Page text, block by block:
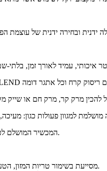
המכשיר המושלם לכל תהליך בישול המשלב נוזלים.
מסייעת בשימור טריות המזון, הטעם והרכיבים התזונתיים.